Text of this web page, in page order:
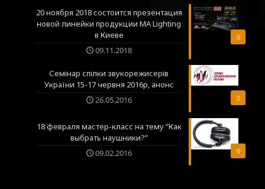
0
20 ноября 2018 состоится презентация
новой линейки продукции MA Lighting
в Киеве
09.11.2018
0
Семінар спілки звукорежисерів
України 15-17 червня 2016р, анонс
26.05.2016
0
18 февраля мастер-класс на тему “Как
выбрать наушники?”
09.02.2016